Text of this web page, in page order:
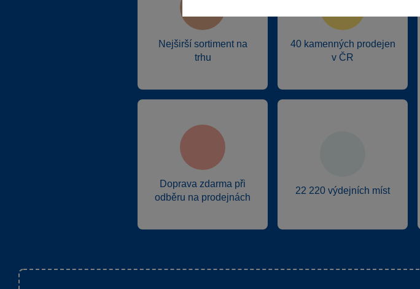
Nejširší sortiment na
trhu
40 kamenných prodejen
v ČR
Doprava zdarma při
odběru na prodejnách
22 220 výdejních míst